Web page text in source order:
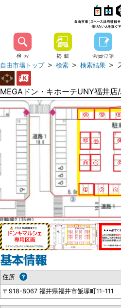
自由市場トップ＞ 検索 ＞ 検索結果 ＞
MEGAドン・キホーテUNY福井
住所
〒918-8067 福井県福井市飯塚町11-111